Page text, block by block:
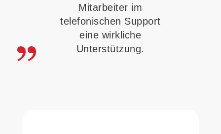
Mitarbeiter im
telefonischen Support
eine wirkliche
Unterstützung.